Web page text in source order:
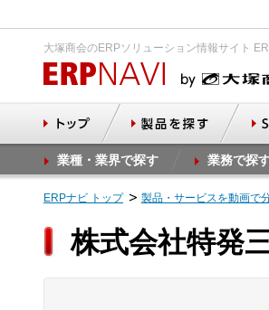
大塚商会のERPソリューション情報サイト
業種・業界で探す 業務で探
ERPナビ トップ 製品・サービスを動画で
株式会社特発